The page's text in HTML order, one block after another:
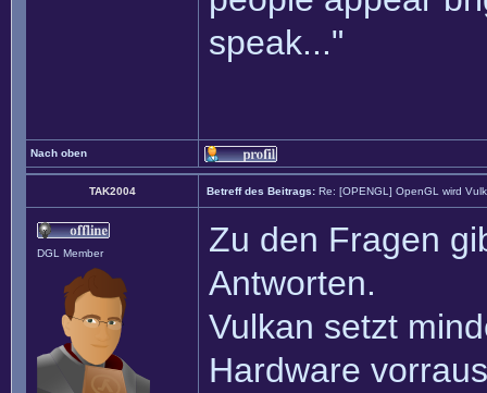
speak..."
Nach oben
TAK2004 Betreff des Beitrags: Re: [OPENGL] OpenGL wird
DGL Member
Zu den Fragen
Antworten.
Vulkan setzt
Hardware